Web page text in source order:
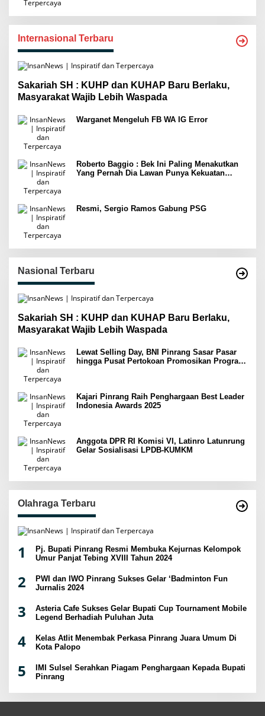
Internasional Terbaru
Sakariah SH : KUHP dan KUHAP Baru Berlaku,
Masyarakat Wajib Lebih Waspada
Warganet Mengeluh FB WA IG Error
Roberto Baggio : Bek Ini Paling Menakutkan
Yang Pernah Dia Lawan Punya Kekuatan
Resmi, Sergio Ramos Gabung PSG
Nasional Terbaru
Sakariah SH : KUHP dan KUHAP Baru Berlaku,
Masyarakat Wajib Lebih Waspada
Lewat Selling Day, BNI Pinrang Sasar Pasar
hingga Pusat Pertokoan Promosikan Program
Kajari Pinrang Raih Penghargaan Best Leader
Indonesia Awards 2025
Anggota DPR RI Komisi VI, Latinro Latunrung
Gelar Sosialisasi LPDB-KUMKM
Olahraga Terbaru
1
Pj. Bupati Pinrang Resmi Membuka Kejurnas Kelompok
Umur Panjat Tebing XVIII Tahun 2024
2
PWI dan IWO Pinrang Sukses Gelar ‘Badminton Fun
Jurnalis 2024
3
Asteria Cafe Sukses Gelar Bupati Cup Tournament Mobile
Legend Berhadiah Puluhan Juta
4
Kelas Atlit Menembak Perkasa Pinrang Juara Umum Di
Kota Palopo
5
IMI Sulsel Serahkan Piagam Penghargaan Kepada Bupati
Pinrang